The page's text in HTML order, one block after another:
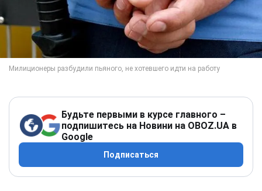
Будьте первыми в курсе главного –
подпишитесь на Новини на OBOZ.UA в
Google
Подписаться